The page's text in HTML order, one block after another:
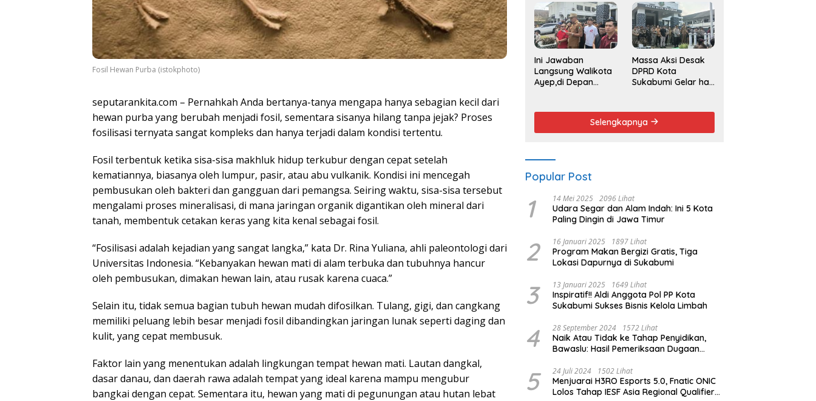
Fosil Hewan Purba (istokphoto)
seputarankita.com – Pernahkah Anda bertanya-tanya mengapa hanya sebagian kecil dari
hewan purba yang berubah menjadi fosil, sementara sisanya hilang tanpa jejak? Proses
fosilisasi ternyata sangat kompleks dan hanya terjadi dalam kondisi tertentu.
Fosil terbentuk ketika sisa-sisa makhluk hidup terkubur dengan cepat setelah
kematiannya, biasanya oleh lumpur, pasir, atau abu vulkanik. Kondisi ini mencegah
pembusukan oleh bakteri dan gangguan dari pemangsa. Seiring waktu, sisa-sisa tersebut
mengalami proses mineralisasi, di mana jaringan organik digantikan oleh mineral dari
tanah, membentuk cetakan keras yang kita kenal sebagai fosil.
“Fosilisasi adalah kejadian yang sangat langka,” kata Dr. Rina Yuliana, ahli paleontologi dari
Universitas Indonesia. “Kebanyakan hewan mati di alam terbuka dan tubuhnya hancur
oleh pembusukan, dimakan hewan lain, atau rusak karena cuaca.”
Selain itu, tidak semua bagian tubuh hewan mudah difosilkan. Tulang, gigi, dan cangkang
memiliki peluang lebih besar menjadi fosil dibandingkan jaringan lunak seperti daging dan
kulit, yang cepat membusuk.
Faktor lain yang menentukan adalah lingkungan tempat hewan mati. Lautan dangkal,
dasar danau, dan daerah rawa adalah tempat yang ideal karena mampu mengubur
bangkai dengan cepat. Sementara itu, hewan yang mati di pegunungan atau hutan lebat
Ini Jawaban
Langsung Walikota
Ayep,di Depan
Massa Aksi Desak
DPRD Kota
Sukabumi Gelar hak
Walikota
Selengkapnya
Popular Post
1 14 Mei 2025 2096 Lihat
Udara Segar dan Alam Indah: Ini 5 Kota
Paling Dingin di Jawa Timur
2 16 Januari 2025 1897 Lihat
Program Makan Bergizi Gratis, Tiga
Lokasi Dapurnya di Sukabumi
3 13 Januari 2025 1649 Lihat
Inspiratif!! Aldi Anggota Pol PP Kota
Sukabumi Sukses Bisnis Kelola Limbah
4 28 September 2024 1572 Lihat
Naik Atau Tidak ke Tahap Penyidikan,
Bawaslu: Hasil Pemeriksaan Dugaan
5 24 Juli 2024 1502 Lihat
Menjuarai H3RO Esports 5.0, Fnatic ONIC
Lolos Tahap IESF Asia Regional Qualifier